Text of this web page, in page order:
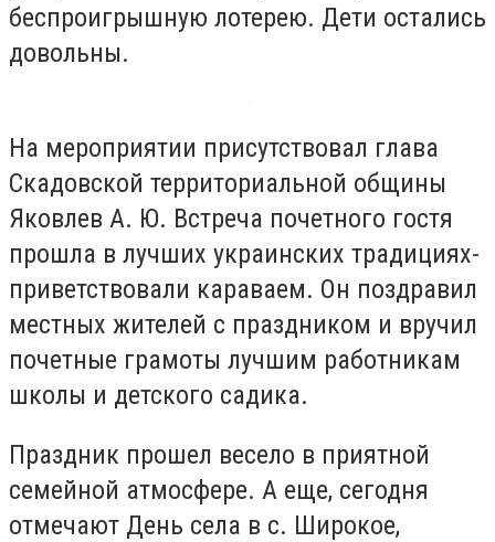
беспроигрышную лотерею. Дети остались
довольны.
На мероприятии присутствовал глава
Скадовской территориальной общины
Яковлев А. Ю. Встреча почетного гостя
прошла в лучших украинских традициях-
приветствовали караваем. Он поздравил
местных жителей с праздником и вручил
почетные грамоты лучшим работникам
школы и детского садика.
Праздник прошел весело в приятной
семейной атмосфере. А еще, сегодня
отмечают День села в с. Широкое,